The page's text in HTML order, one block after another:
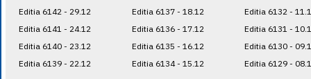
Editia 6142 - 29.12
Editia 6141 - 24.12
Editia 6140 - 23.12
Editia 6139 - 22.12
Editia 6137 - 18.12
Editia 6136 - 17.12
Editia 6135 - 16.12
Editia 6134 - 15.12
Editia 6132 -
Editia 6131 -
Editia 6130 -
Editia 6129 -